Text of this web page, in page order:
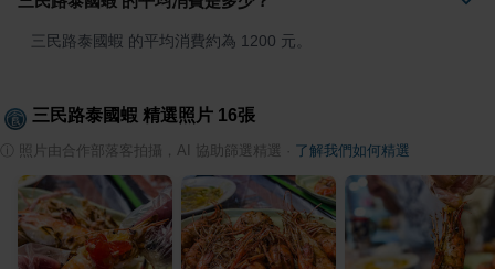
三民路泰國蝦 的平均消費約為 1200 元。
三民路泰國蝦 精選照片 16張
照片由合作部落客拍攝，AI 協助篩選精選 了解我們如何精選